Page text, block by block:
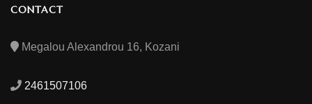
CONTACT
Megalou Alexandrou 16, Kozani
2461507106